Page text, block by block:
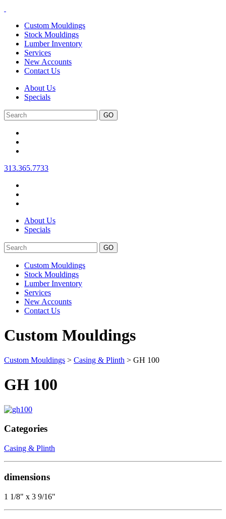
Custom Mouldings
Stock Mouldings
Lumber Inventory
Services
New Accounts
Contact Us
About Us
Specials
Search
313.365.7733
About Us
Specials
Search
Custom Mouldings
Stock Mouldings
Lumber Inventory
Services
New Accounts
Contact Us
Custom Mouldings
Custom Mouldings > Casing & Plinth > GH 100
GH 100
Categories
Casing & Plinth
dimensions
1 1/8" x 3 9/16"